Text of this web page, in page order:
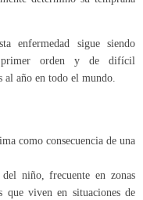
enfermedad sigue siendo
primer orden y de difícil
al año en todo el mundo.
como consecuencia de una
niño, frecuente en zonas
que viven en situaciones de